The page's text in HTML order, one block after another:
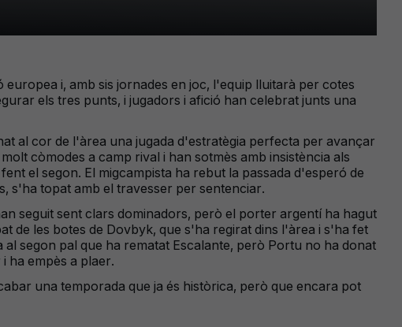
i, amb sis jornades en joc, l'equip lluitarà per cotes
els tres punts, i jugadors i afició han celebrat junts una
al cor de l'àrea una jugada d'estratègia perfecta per avançar
còmodes a camp rival i han sotmès amb insistència als
el segon. El migcampista ha rebut la passada d'esperó de
s'ha topat amb el travesser per sentenciar.
seguit sent clars dominadors, però el porter argentí ha hagut
de les botes de Dovbyk, que s'ha regirat dins l'àrea i s'ha fet
segon pal que ha rematat Escalante, però Portu no ha donat
ha empès a plaer.
una temporada que ja és històrica, però que encara pot